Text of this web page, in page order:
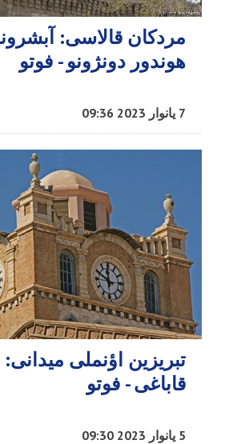
مردکان قالاسی:
هوندور دونژونو - فوتو
7 یانوار 2023 09:36
تبریزین اؤنملی
قاباغی - فوتو
5 یانوار 2023 09:30